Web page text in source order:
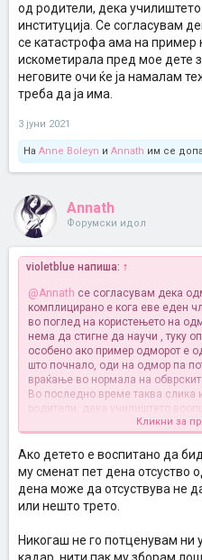
од родители, дека
институција. Се согласувам
се катастрофа ама на пример
искометирала пред мое дете
неговите очи ќе ја намалам
треба да ја има.
3 јуни 2021
На Anne Boleyn и Annath им се
Annath
Форумски идол
violetblue напиша: ↑
@Annath се согласувам дека
комплицирано е кога еве еден
во поглед на користењето на
нема да стигне да научи , туку
особено ако пример одморот е
што почнало, оди на одмор па
враќање во нормала на
Во последно време таква
родители, дека училиштето
институција. Се согласувам
катастрофа ама на пример
пред мое дете затоа што сметам
намалам тежината што сепак
Кликни за
Ако детето е воспитано да
му сменат пет дена отсуство
дена може да отсуствува не
или нешто трето.
Никогаш не го потценувам ни